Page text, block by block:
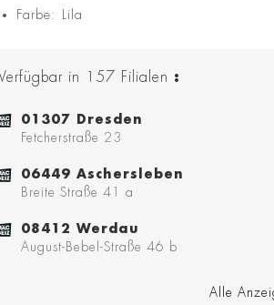
Farbe: Lila
Verfügbar in 157 Filialen :
01307 Dresden
Fetcherstraße 23
06449 Aschersleben
Breite Straße 41 a
08412 Werdau
August-Bebel-Straße 46 b
Alle